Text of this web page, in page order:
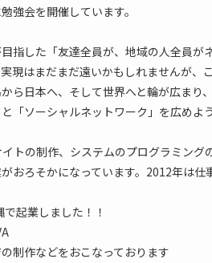
強会を開催しています。
指した「友達全員が、地域の人全員が
現はまだまだ遠いかもしれませんが、
ら日本へ、そして世界へと輪が広まり
「ソーシャルネットワーク」を広めよ
トの制作、システムのプログラミン
おろそかになっています。2012年は
起業しました！！
制作などをおこなっております